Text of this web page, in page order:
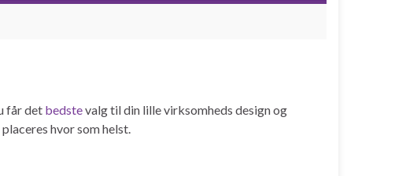
får det bedstevalg til din lille virksomheds design og
hvor som helst.